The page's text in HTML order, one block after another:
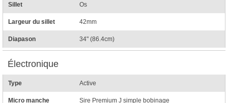
Sillet Os
Largeur du sillet 42mm
Diapason 34" (86.4cm)
Électronique
Type Active
Micro manche Sire Premium J simple bobinage